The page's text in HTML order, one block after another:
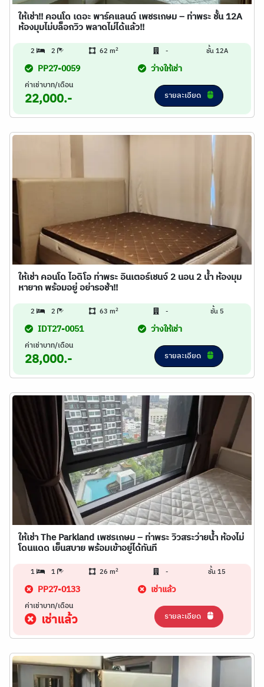
ให้เช่า!! คอนโด เดอะ พาร์คแลนด์ เพชรเกษม – ท่าพระ ชั้น 12A
ห้องมุมไม่บล็อกวิว พลาดไม่ได้แล้ว!!
2 2 62 m2 - ชั้น 12A
PP27-0059 ว่างให้เช่า
ค่าเช่าบาท/เดือน
22,000.- รายละเอียด
ให้เช่า คอนโด ไอดิโอ ท่าพระ อินเตอร์เชนจ์ 2 นอน 2 น้ำ ห้องมุม
หายาก พร้อมอยู่ อย่ารอช้า!!
2 2 63 m2 - ชั้น 5
IDT27-0051 ว่างให้เช่า
ค่าเช่าบาท/เดือน
28,000.- รายละเอียด
ให้เช่า The Parkland เพชรเกษม – ท่าพระ วิวสระว่ายน้ำ ห้องไม่
โดนแดด เย็นสบาย พร้อมเข้าอยู่ได้ทันที
1 1 26 m2 - ชั้น 15
PP27-0133 เช่าแล้ว
ค่าเช่าบาท/เดือน
เช่าแล้ว รายละเอียด